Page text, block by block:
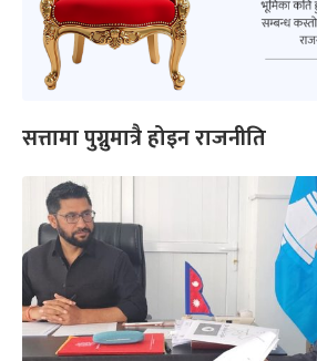
सत्तामा पुग्नुमात्रै होइन राजनीति